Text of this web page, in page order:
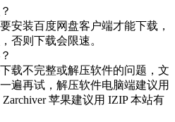
安装百度网盘客户端才能下载，
否则下载会限速。
载不完整或解压软件的问题，文
遍再试，解压软件电脑端建议用
苹果建议用 IZIP 本站有